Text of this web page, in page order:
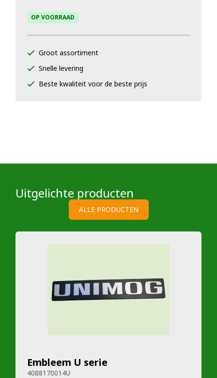
OP VOORRAAD
Groot assortiment
Snelle levering
Beste kwaliteit voor de beste prijs
Uitgelichte producten
ALLE PRODUCTEN
Embleem U serie
4088170014U